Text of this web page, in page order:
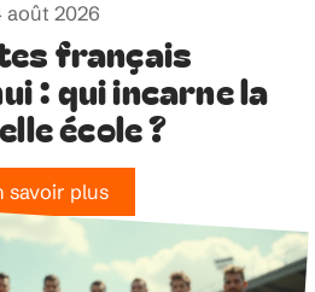
août 2026
français
: qui incarne la
école ?
savoir plus